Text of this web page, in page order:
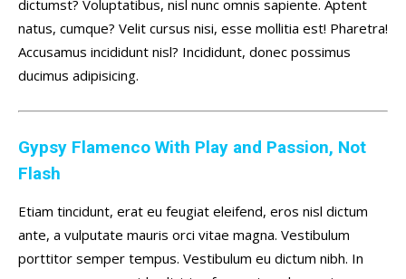
dictumst? Voluptatibus, nisl nunc omnis sapiente. Aptent
natus, cumque? Velit cursus nisi, esse mollitia est! Pharetra!
Accusamus incididunt nisl? Incididunt, donec possimus
ducimus adipisicing.
Gypsy Flamenco With Play and Passion, Not
Flash
Etiam tincidunt, erat eu feugiat eleifend, eros nisl dictum
ante, a vulputate mauris orci vitae magna. Vestibulum
porttitor semper tempus. Vestibulum eu dictum nibh. In